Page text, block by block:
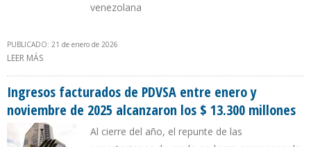
venezolana
PUBLICADO: 21 de enero de 2026
LEER MÁS
Ingresos facturados de PDVSA entre enero y
noviembre de 2025 alcanzaron los $ 13.300 millones
Al cierre del año, el repunte de las